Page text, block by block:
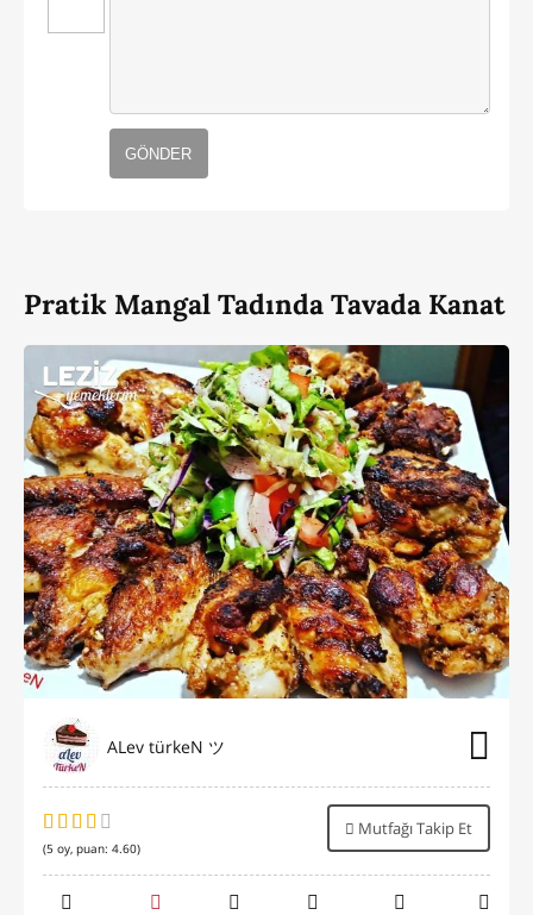
GÖNDER
Pratik Mangal Tadında Tavada Kanat
ALev türkeN ツ
(5 oy, puan: 4.60)
Mutfağı Takip Et